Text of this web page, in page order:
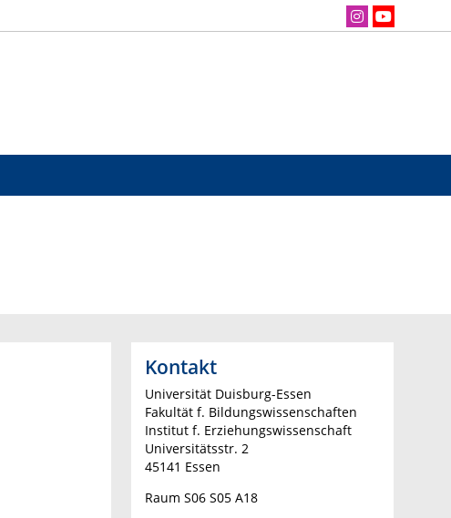
Kontakt
Universität Duisburg-Essen
Fakultät f. Bildungswissenschaften
Institut f. Erziehungswissenschaft
Universitätsstr. 2
45141 Essen
Raum S06 S05 A18